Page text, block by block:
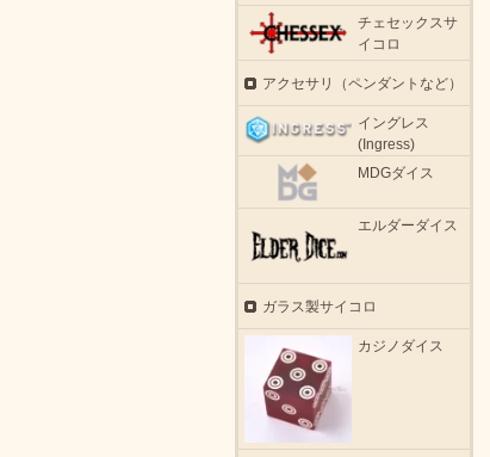
チェセックスサ
イコロ
アクセサリ（ペンダントなど）
イングレス
(Ingress)
MDGダイス
エルダーダイス
ガラス製サイコロ
カジノダイス